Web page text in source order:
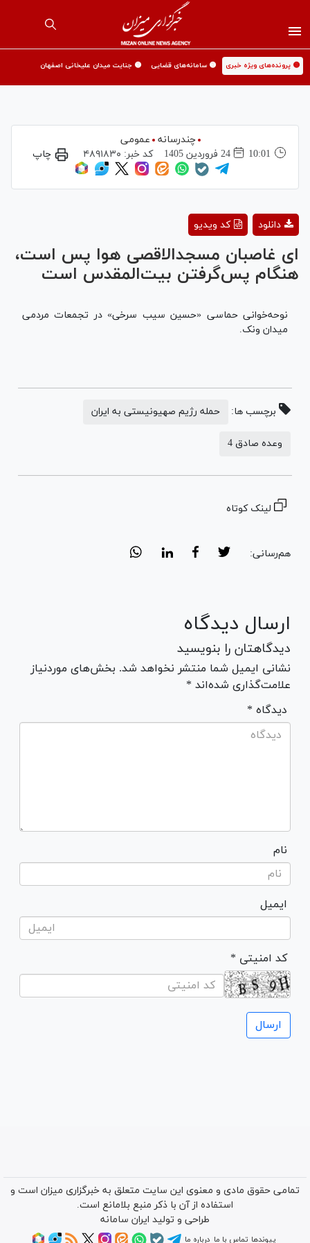
🟡 پرونده‌های ویژه خبری 🟡 سامانه‌های قضایی 🟡 جنایت میدان علیخانی اصفهان
چندرسانه
عمومی
10:01
24 فروردين 1405 کد خبر: ۴۸۹۱۸۳۰ چاپ
Video
کد ویدیو دانلود
ای غاصبان مسجدالاقصی هوا پس است،
هنگام پس‌گرفتن بیت‌المقدس است
نوحه‌خوانی حماسی «حسین سیب سرخی» در تجمعات مردمی
میدان ونک.
برچسب ها: حمله رژیم صهیونیستی به ایران
وعده صادق 4
لینک کوتاه
هم‌رسانی:
ارسال دیدگاه
دیدگاهتان را بنویسید
نشانی ایمیل شما منتشر نخواهد شد. بخش‌های موردنیاز
علامت‌گذاری شده‌اند *
* دیدگاه
نام
ایمیل
* کد امنیتی
تمامی حقوق مادی و معنوی این سایت متعلق به خبرگزاری میزان است و
استفاده از آن با ذکر منبع بلامانع است.
طراحی و تولید ایران سامانه
پیوندها تماس با ما درباره ما